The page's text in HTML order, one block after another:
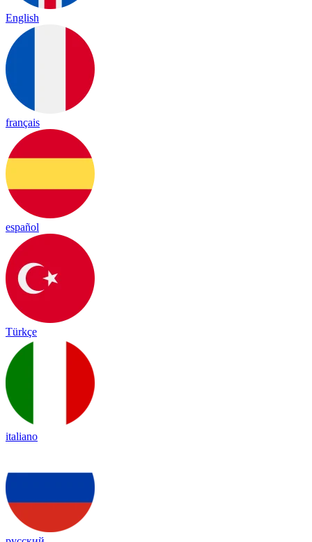
English
français
español
Türkçe
italiano